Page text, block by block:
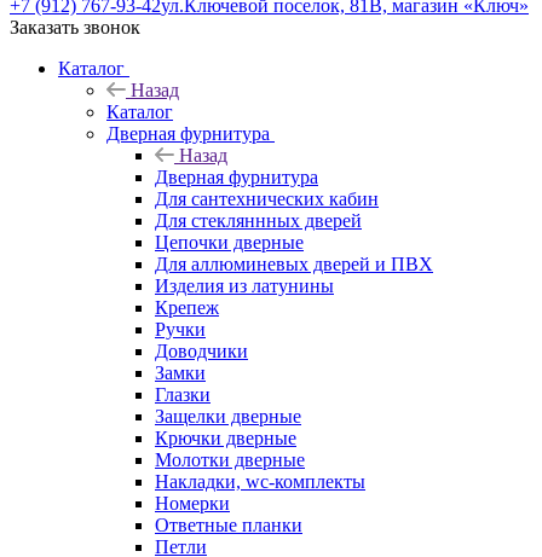
+7 (912) 767-93-42ул.Ключевой поселок, 81В, магазин «Ключ»
Заказать звонок
Каталог
Назад
Каталог
Дверная фурнитура
Назад
Дверная фурнитура
Для сантехнических кабин
Для стекляннных дверей
Цепочки дверные
Для аллюминевых дверей и ПВХ
Изделия из латунины
Крепеж
Ручки
Доводчики
Замки
Глазки
Защелки дверные
Крючки дверные
Молотки дверные
Накладки, wc-комплекты
Номерки
Ответные планки
Петли